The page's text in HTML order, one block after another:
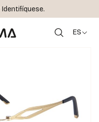
Identifíquese.
ES